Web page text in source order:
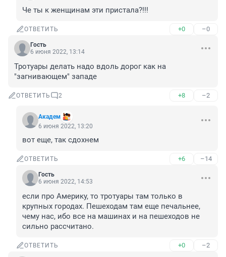
Че ты к женщинам эти пристала?!!!
ОТВЕТИТЬ +0 –0
Гость
6 июня 2022, 13:14
Тротуары делать надо вдоль дорог как на
"загнивающем" западе
ОТВЕТИТЬ 2 +8 –2
Академ
6 июня 2022, 13:20
вот еще, так сдохнем
ОТВЕТИТЬ +6 –14
Гость
6 июня 2022, 14:53
если про Америку, то тротуары там только в
крупных городах. Пешеходам там еще печальнее,
чему нас, ибо все на машинах и на пешеходов не
сильно рассчитано.
ОТВЕТИТЬ +0 –2